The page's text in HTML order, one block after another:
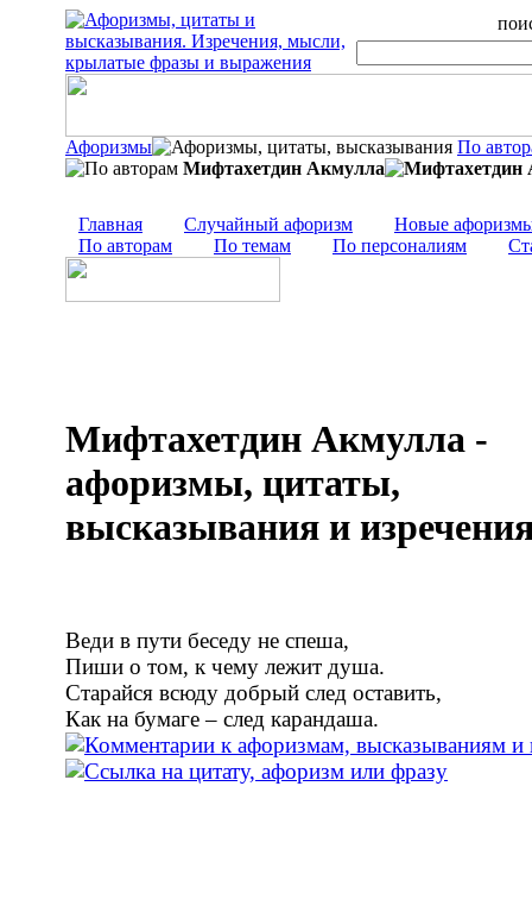
Афоризмы
По
Мифтахетдин Акмулла
Главная Случайный афоризм
Новые
По авторам
По темам По персоналиям
Мифтахетдин Акмулла -
афоризмы, цитаты,
высказывания и
Веди в пути беседу не спеша,
Пиши о том, к чему лежит душа.
Старайся всюду добрый след оставить,
Как на бумаге – след карандаша.